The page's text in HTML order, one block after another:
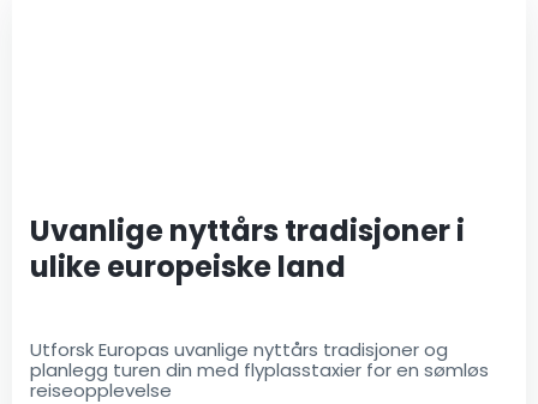
Uvanlige nyttårs tradisjoner i
ulike europeiske land
Utforsk Europas uvanlige nyttårs tradisjoner og
planlegg turen din med flyplasstaxier for en sømløs
reiseopplevelse